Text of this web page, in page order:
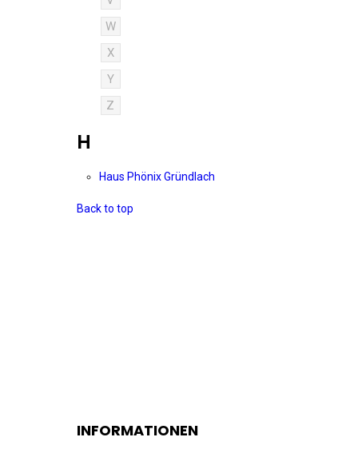
W
X
Y
Z
H
Haus Phönix Gründlach
Back to top
INFORMATIONEN